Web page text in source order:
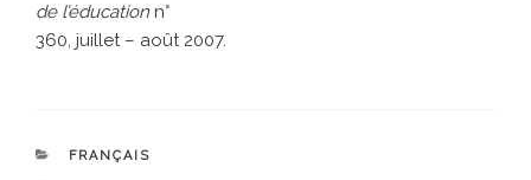
de l’éducation n°
360, juillet – août 2007.
CATÉGORIES
FRANÇAIS